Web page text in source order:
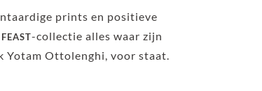
prints en positieve
FEAST-collectie alles waar zijn
Yotam Ottolenghi, voor staat.